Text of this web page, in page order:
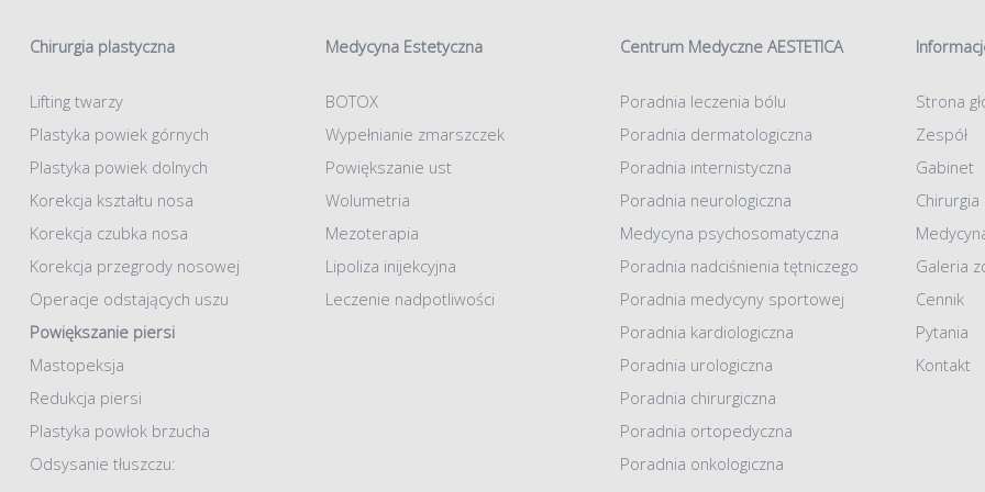
Chirurgia plastyczna
Lifting twarzy
Plastyka powiek górnych
Plastyka powiek dolnych
Korekcja kształtu nosa
Korekcja czubka nosa
Korekcja przegrody nosowej
Operacje odstających uszu
Powiększanie piersi
Mastopeksja
Redukcja piersi
Plastyka powłok brzucha
Odsysanie tłuszczu:
Medycyna Estetyczna
BOTOX
Wypełnianie zmarszczek
Powiększanie ust
Wolumetria
Mezoterapia
Lipoliza inijekcyjna
Leczenie nadpotliwości
Centrum Medyczne AESTETICA
Poradnia leczenia bólu
Poradnia dermatologiczna
Poradnia internistyczna
Poradnia neurologiczna
Medycyna psychosomatyczna
Poradnia nadciśnienia tętniczego
Poradnia medycyny sportowej
Poradnia kardiologiczna
Poradnia urologiczna
Poradnia chirurgiczna
Poradnia ortopedyczna
Poradnia onkologiczna
Strona
Zespół
Gabinet
Galeria
Cennik
Pytania
Kontakt